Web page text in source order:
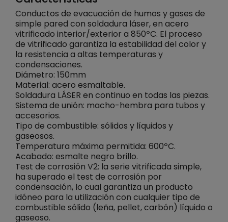
Conductos de evacuación de humos y gases de
simple pared con soldadura láser, en acero
vitrificado interior/exterior a 850ºC. El proceso
de vitrificado garantiza la estabilidad del color y
la resistencia a altas temperaturas y
condensaciones.
Diámetro: 150mm
Material: acero esmaltable.
Soldadura LÁSER en continuo en todas las piezas.
Sistema de unión: macho-hembra para tubos y
accesorios.
Tipo de combustible: sólidos y líquidos y
gaseosos.
Temperatura máxima permitida: 600ºC.
Acabado: esmalte negro brillo.
Test de corrosión V2: la serie vitrificada simple,
ha superado el test de corrosión por
condensación, lo cual garantiza un producto
idóneo para la utilización con cualquier tipo de
combustible sólido (leña, pellet, carbón) líquido o
gaseoso.